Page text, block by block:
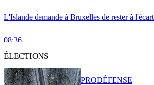
L'Islande demande à Bruxelles de rester à l'écart
08:36
ÉLECTIONS
PRODÉFENSE